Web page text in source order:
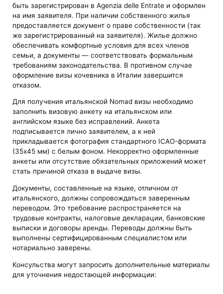
быть зарегистрирован в Agenzia delle Entrate и оформлен
на имя заявителя. При наличии собственного жилья
предоставляется документ о праве собственности (так
же зарегистрированный на заявителя). Жилье должно
обеспечивать комфортные условия для всех членов
семьи, а документы — соответствовать формальным
требованиям законодательства. В противном случае
оформление визы кочевника в Италии завершится
отказом.
Для получения итальянской Nomad визы необходимо
заполнить визовую анкету на итальянском или
английском языке без исправлений. Анкета
подписывается лично заявителем, а к ней
прикладывается фотография стандартного ICAO-формата
(35x45 мм) с белым фоном. Некорректно оформленные
анкеты или отсутствие обязательных приложений может
стать причиной отказа в выдаче визы.
Документы, составленные на языке, отличном от
итальянского, должны сопровождаться заверенным
переводом. Это требование распространяется на
трудовые контракты, налоговые декларации, банковские
выписки и договоры аренды. Переводы должны быть
выполнены сертифицированным специалистом или
нотариально заверены.
Консульства могут запросить дополнительные материалы
для уточнения недостающей информации: